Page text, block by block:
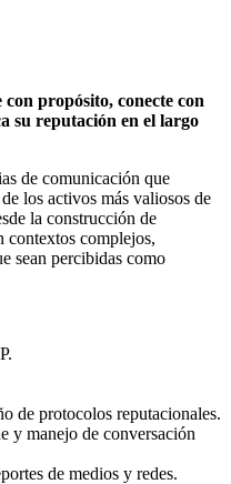
propósito, conecte con
su reputación en el largo
de comunicación que
los activos más valiosos de
la construcción de
contextos complejos,
sean percibidas como
de protocolos reputacionales.
y manejo de conversación
de medios y redes.